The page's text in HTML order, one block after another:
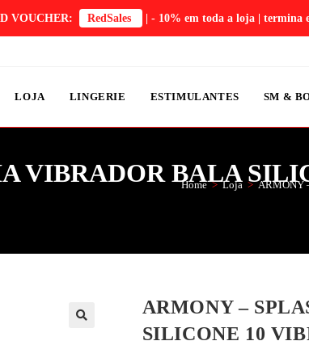
VOUCHER: RedSales | - 10% em toda a loja | termina
LOJA LINGERIE ESTIMULANTES SM &
VIBRADOR BALA
Home > Loja > ARMONY
ARMONY –
SILICONE 10